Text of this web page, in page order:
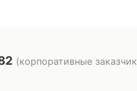
(корпоративные